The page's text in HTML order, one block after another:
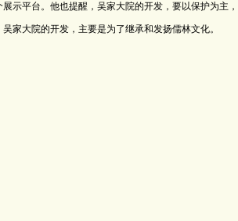
示平台。他也提醒，吴家大院的开发，要以保护为主
家大院的开发，主要是为了继承和发扬儒林文化。